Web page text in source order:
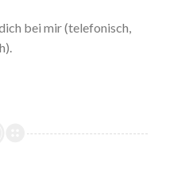
bei mir (telefonisch,